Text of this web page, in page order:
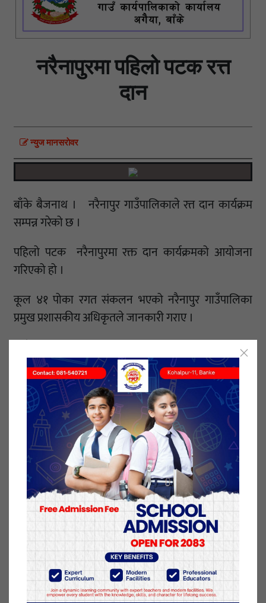
नरैनापुरमा पहिलो पटक रत्त
दान
न्युज मानसराेवर
बाँके बैजनाथ । नरैनापुर गाउँपालिकाले रत्त दान कार्यक्रम
सम्पन्न गरेको छ ।
पहिलो पटक नरैनापुरमा रक्त दान कार्यक्रमको आयोजना
गरिएको हो ।
कूल ४१ पोका रगत संकलन भएको नरैनापुर गाउँपालिका
प्रमुख प्रशासकीय अधिकृतले जानकारी गराए ।
नयाँ युगको शुरुवात भएको छ , अब हामी अन्य पालिका र
नगर, जिल्लामा हुने सकारात्मक गतिविधिहरु हाम्रो
नरैनापुरमा संचालन गर्ने छौँ।, गाउँपालिका अध्यक्ष इश्तियाक
अहमद शाहले भने ।
१७ मंसिर २०७७, बुधबार प्रकाशित
यो खबर पढेर तपाईलाई कस्तो महसुस भयो
?